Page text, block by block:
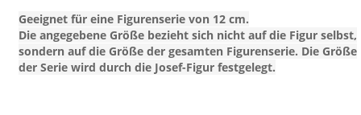
Geeignet für eine Figurenserie von 12 cm.
Die angegebene Größe bezieht sich nicht auf die Figur selbst,
sondern auf die Größe der gesamten Figurenserie. Die Größe
der Serie wird durch die Josef-Figur festgelegt.